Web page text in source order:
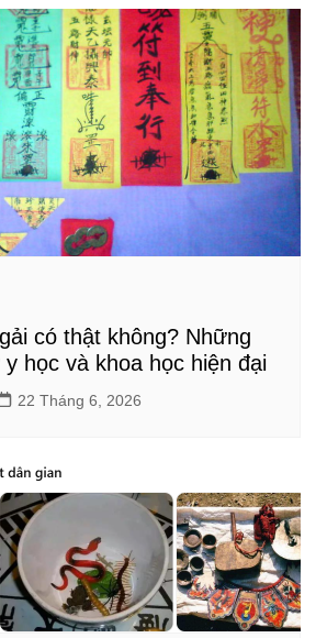
có thật không? Những
học và khoa học hiện đại
22 Tháng 6, 2026